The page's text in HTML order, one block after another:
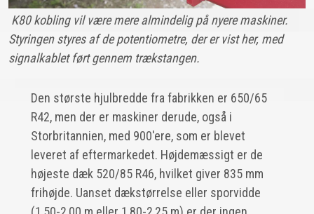
K80 kobling vil være mere almindelig på nyere maskiner.
Styringen styres af de potentiometre, der er vist her, med
signalkablet ført gennem trækstangen.
Den største hjulbredde fra fabrikken er 650/65
R42, men der er maskiner derude, også i
Storbritannien, med 900'ere, som er blevet
leveret af eftermarkedet. Højdemæssigt er de
højeste dæk 520/85 R46, hvilket giver 835 mm
frihøjde. Uanset dækstørrelse eller sporvidde